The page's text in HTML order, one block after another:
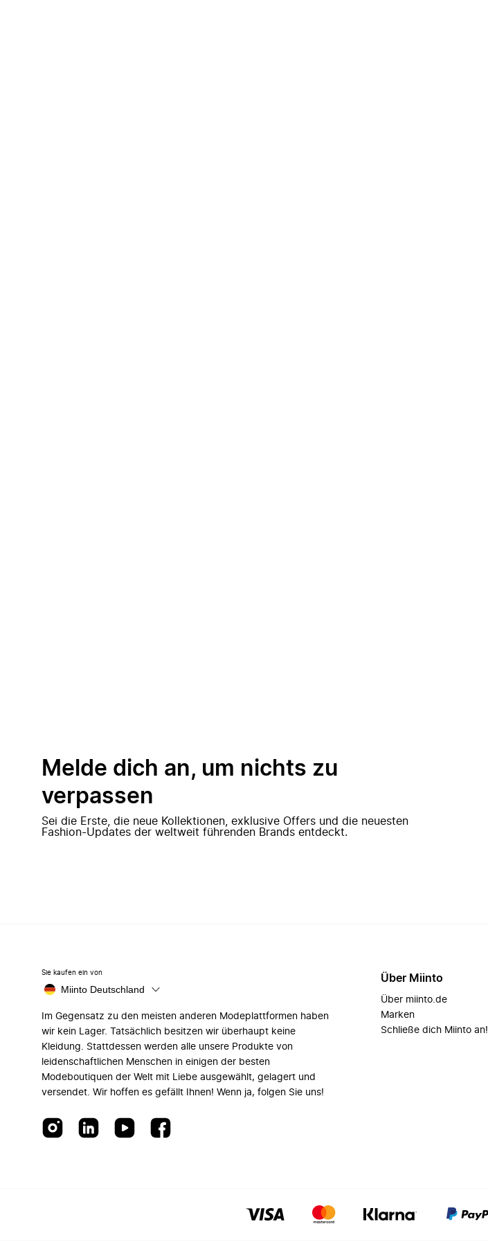
Melde dich an, um nichts zu
verpassen
Sei die Erste, die neue Kollektionen, exklusive Offers und die neuesten
Fashion-Updates der weltweit führenden Brands entdeckt.
Sie kaufen ein von
Miinto Deutschland
Im Gegensatz zu den meisten anderen Modeplattformen haben
wir kein Lager. Tatsächlich besitzen wir überhaupt keine
Kleidung. Stattdessen werden alle unsere Produkte von
leidenschaftlichen Menschen in einigen der besten
Modeboutiquen der Welt mit Liebe ausgewählt, gelagert und
versendet. Wir hoffen es gefällt Ihnen! Wenn ja, folgen Sie uns!
Über Miinto
Über miinto.de
Marken
Schließe dich Miinto an!